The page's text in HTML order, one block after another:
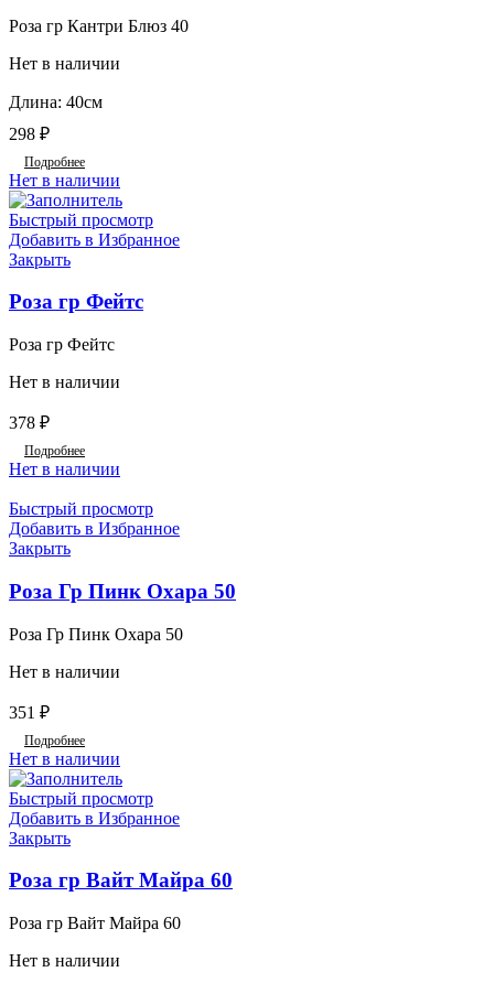
Роза гр Кантри Блюз 40
Нет в наличии
Длина: 40см
298 ₽
Подробнее
Нет в наличии
Быстрый просмотр
Добавить в Избранное
Закрыть
Роза гр Фейтс
Роза гр Фейтс
Нет в наличии
378 ₽
Подробнее
Нет в наличии
Быстрый просмотр
Добавить в Избранное
Закрыть
Роза Гр Пинк Охара 50
Роза Гр Пинк Охара 50
Нет в наличии
351 ₽
Подробнее
Нет в наличии
Быстрый просмотр
Добавить в Избранное
Закрыть
Роза гр Вайт Майра 60
Роза гр Вайт Майра 60
Нет в наличии